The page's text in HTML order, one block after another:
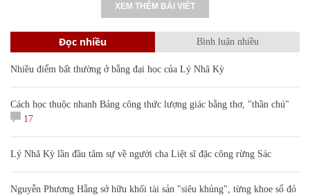
XEM THÊM BÀI VIẾT
Đọc nhiều Bình luận nhiều
Nhiều điểm bất thường ở bằng đại học của Lý Nhã Kỳ
Cách học thuộc nhanh Bảng công thức lượng giác bằng thơ, "thần chú"
17
Lý Nhã Kỳ lần đầu tâm sự về người cha Liệt sĩ đặc công rừng Sác
Nguyễn Phương Hằng sở hữu khối tài sản "siêu khủng", từng khoe sổ đỏ